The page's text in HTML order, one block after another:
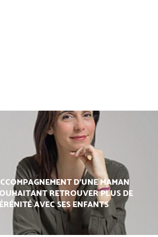
D'UNE MAMAN
RETROUVER PLUS DE
AVEC SES ENFANTS